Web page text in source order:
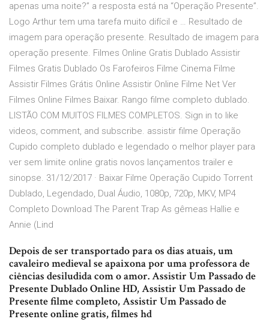
apenas uma noite?” a resposta está na “Operação Presente”.
Logo Arthur tem uma tarefa muito difícil e … Resultado de
imagem para operação presente. Resultado de imagem para
operação presente. Filmes Online Gratis Dublado Assistir
Filmes Gratis Dublado Os Farofeiros Filme Cinema Filme
Assistir Filmes Grátis Online Assistir Online Filme Net Ver
Filmes Online Filmes Baixar. Rango filme completo dublado.
LISTÃO COM MUITOS FILMES COMPLETOS. Sign in to like
videos, comment, and subscribe. assistir filme Operação
Cupido completo dublado e legendado o melhor player para
ver sem limite online gratis novos lançamentos trailer e
sinopse. 31/12/2017 · Baixar Filme Operação Cupido Torrent
Dublado, Legendado, Dual Áudio, 1080p, 720p, MKV, MP4
Completo Download The Parent Trap As gêmeas Hallie e
Annie (Lind
Depois de ser transportado para os dias atuais, um
cavaleiro medieval se apaixona por uma professora de
ciências desiludida com o amor. Assistir Um Passado de
Presente Dublado Online HD, Assistir Um Passado de
Presente filme completo, Assistir Um Passado de
Presente online gratis, filmes hd